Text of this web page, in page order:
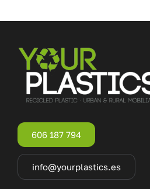
606 187 794
info@yourplastics.es